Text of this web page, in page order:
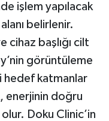
işlem yapılacak
belirlenir.
cihaz başlığı cilt
görüntüleme
hedef katmanlar
enerjinin doğru
Doku Clinic’in